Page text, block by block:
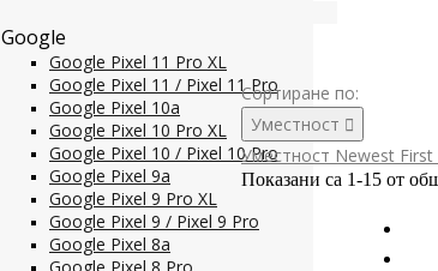
Google
Google Pixel 11 Pro XL
Google Pixel 11 / Pixel 11 Pro
Google Pixel 10a
Google Pixel 10 Pro XL
Google Pixel 10 / Pixel 10 Pro
Google Pixel 9a
Google Pixel 9 Pro XL
Google Pixel 9 / Pixel 9 Pro
Google Pixel 8a
Сортиране по:
Уместност 
Уместност Newest First
Показани са 1-15 от